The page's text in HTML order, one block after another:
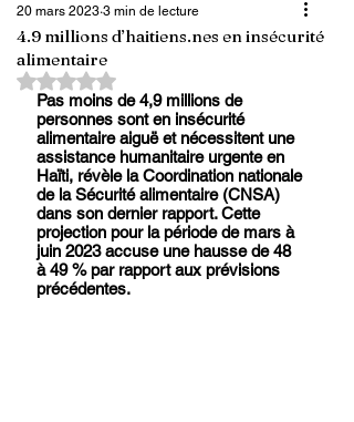
4.9 millions d’haitiens.nes en insécurité
alimentaire
20 mars 2023 3 min de lecture
Noté NaN étoiles sur 5.
Pas moins de 4,9 millions de
personnes sont en insécurité
alimentaire aiguë et nécessitent une
assistance humanitaire urgente en
Haïti, révèle la Coordination nationale
de la Sécurité alimentaire (CNSA)
dans son dernier rapport. Cette
projection pour la période de mars à
juin 2023 accuse une hausse de 48
à 49 % par rapport aux prévisions
précédentes.